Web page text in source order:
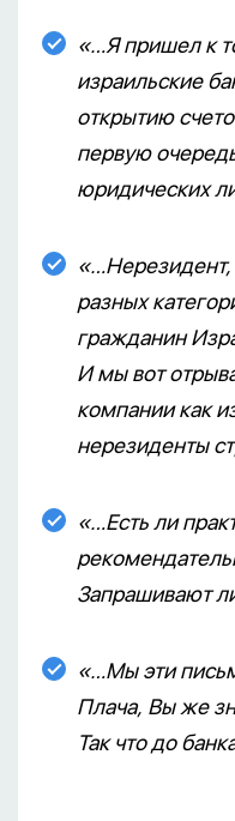
«…Я пришел к
израильские
открытию
первую
юридических
разных
гражданин
И мы вот
компании как
нерезиденты
«…Есть ли
Запрашивают
«…Мы эти
Плача, Вы же
Так что до